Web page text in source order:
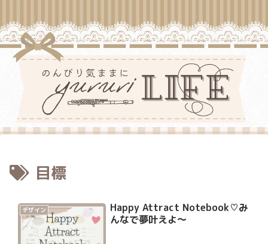
目標
デザイン
Happy Attract Notebook♡み
んなで夢叶えよ〜